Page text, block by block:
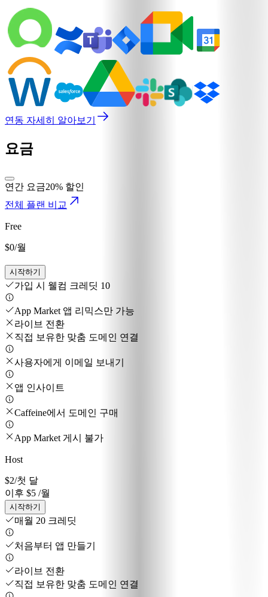
연동 자세히 알아보기
요금
연간 요금20% 할인
전체 플랜 비교
Free
$0/월
시작하기
가입 시 웰컴 크레딧 10
App Market 앱 리믹스만 가능
라이브 전환
직접 보유한 맞춤 도메인 연결
사용자에게 이메일 보내기
앱 인사이트
Caffeine에서 도메인 구매
App Market 게시 불가
Host
$2/첫 달
이후 $5 /월
시작하기
매월 20 크레딧
처음부터 앱 만들기
라이브 전환
직접 보유한 맞춤 도메인 연결